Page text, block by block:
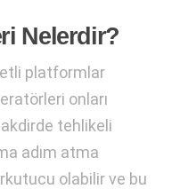
Nelerdir?
platformlar
onları
tehlikeli
adım atma
olabilir ve bu